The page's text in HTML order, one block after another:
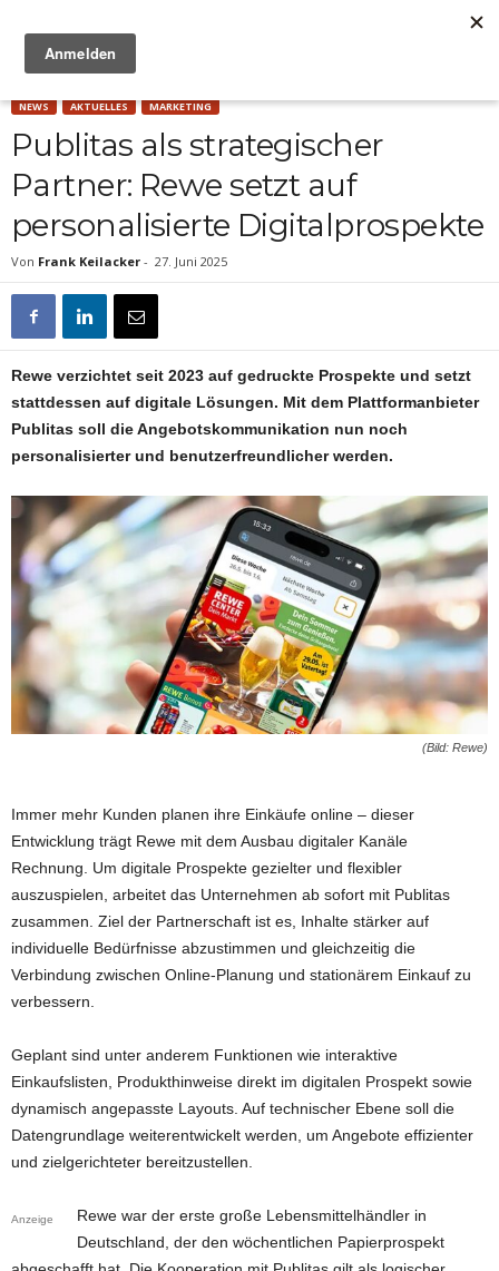
NEWS AKTUELLES MARKETING
Publitas als strategischer
Partner: Rewe setzt auf
personalisierte Digitalprospekte
Von Frank Keilacker - 27. Juni 2025
Rewe verzichtet seit 2023 auf gedruckte Prospekte und setzt
stattdessen auf digitale Lösungen. Mit dem Plattformanbieter
Publitas soll die Angebotskommunikation nun noch
personalisierter und benutzerfreundlicher werden.
(Bild: Rewe)
Immer mehr Kunden planen ihre Einkäufe online – dieser
Entwicklung trägt Rewe mit dem Ausbau digitaler Kanäle
Rechnung. Um digitale Prospekte gezielter und flexibler
auszuspielen, arbeitet das Unternehmen ab sofort mit Publitas
zusammen. Ziel der Partnerschaft ist es, Inhalte stärker auf
individuelle Bedürfnisse abzustimmen und gleichzeitig die
Verbindung zwischen Online-Planung und stationärem Einkauf zu
verbessern.
Geplant sind unter anderem Funktionen wie interaktive
Einkaufslisten, Produkthinweise direkt im digitalen Prospekt sowie
dynamisch angepasste Layouts. Auf technischer Ebene soll die
Datengrundlage weiterentwickelt werden, um Angebote effizienter
und zielgerichteter bereitzustellen.
Anzeige
Rewe war der erste große Lebensmittelhändler in
Deutschland, der den wöchentlichen Papierprospekt